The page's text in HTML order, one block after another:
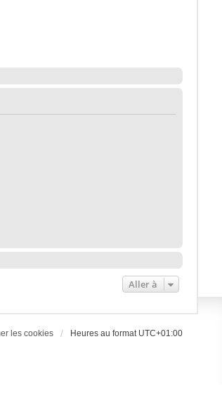
Aller à
les cookies Heures au format UTC+01:00